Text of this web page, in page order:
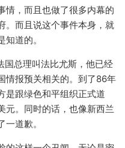
情，而且也做了很多内幕的
。而且说这个事件本身，就
道的。
国总理叫法比尤斯，他已经
情报预关相关的。到了86年
是跟绿色和平组织正式道
元。同时的话，也像新西兰
道歉。